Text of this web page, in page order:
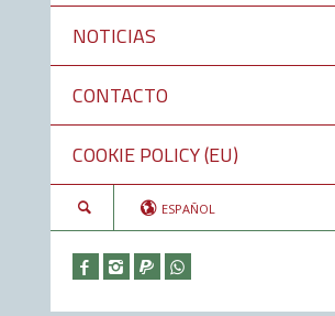
NOTICIAS
CONTACTO
COOKIE POLICY (EU)
ESPAÑOL